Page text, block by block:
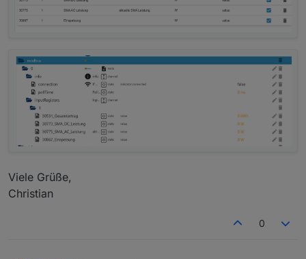
Viele Grüße,
Christian
0